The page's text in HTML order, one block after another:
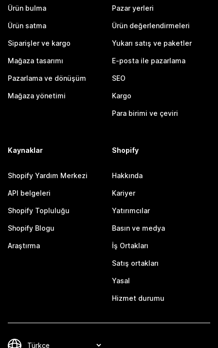
Ürün bulma
Ürün satma
Siparişler ve kargo
Mağaza tasarımı
Pazarlama ve dönüşüm
Mağaza yönetimi
Pazar yerleri
Ürün değerlendirmeleri
Yukarı satış ve paketler
E-posta ile pazarlama
SEO
Kargo
Para birimi ve çeviri
Kaynaklar
Shopify Yardım Merkezi
API belgeleri
Shopify Topluluğu
Shopify Blogu
Araştırma
Shopify
Hakkında
Kariyer
Yatırımcılar
Basın ve medya
İş Ortakları
Satış ortakları
Yasal
Hizmet durumu